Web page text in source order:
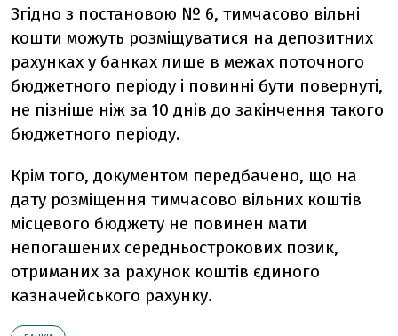
Згідно з постановою № 6, тимчасово вільні
кошти можуть розміщуватися на депозитних
рахунках у банках лише в межах поточного
бюджетного періоду і повинні бути повернуті,
не пізніше ніж за 10 днів до закінчення такого
бюджетного періоду.
Крім того, документом передбачено, що на
дату розміщення тимчасово вільних коштів
місцевого бюджету не повинен мати
непогашених середньострокових позик,
отриманих за рахунок коштів єдиного
казначейського рахунку.